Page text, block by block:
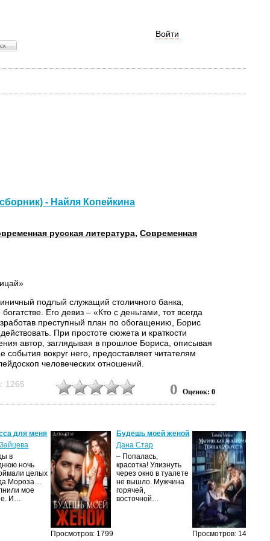
Войти
- Найля Копейкина
русская литература, Современная
подлый служащий столичного банка,
Его девиз – «Кто с деньгами, тот всегда
преступный план по обогащению, Борис
При простоте сюжета и краткости
автор, заглядывая в прошлое Бориса, описывая
события вокруг него, предоставляет читателям
человеческих отношений.
для Нины трагически.
автор даёт читателям возможность не
происходящее, но и заглядывать в мысли...
1265 0 Оценок: 0
для меня
в
ночь
целых
Мороза…
мое
И…
Просмотров: 1799
Будешь моей женой
Дана Стар
– Попалась,
красотка! Улизнуть
через окно в туалете
не вышло. Мужчина
горячей,
восточной…
Просмотров: 1459